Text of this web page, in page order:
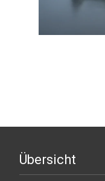
Übersicht